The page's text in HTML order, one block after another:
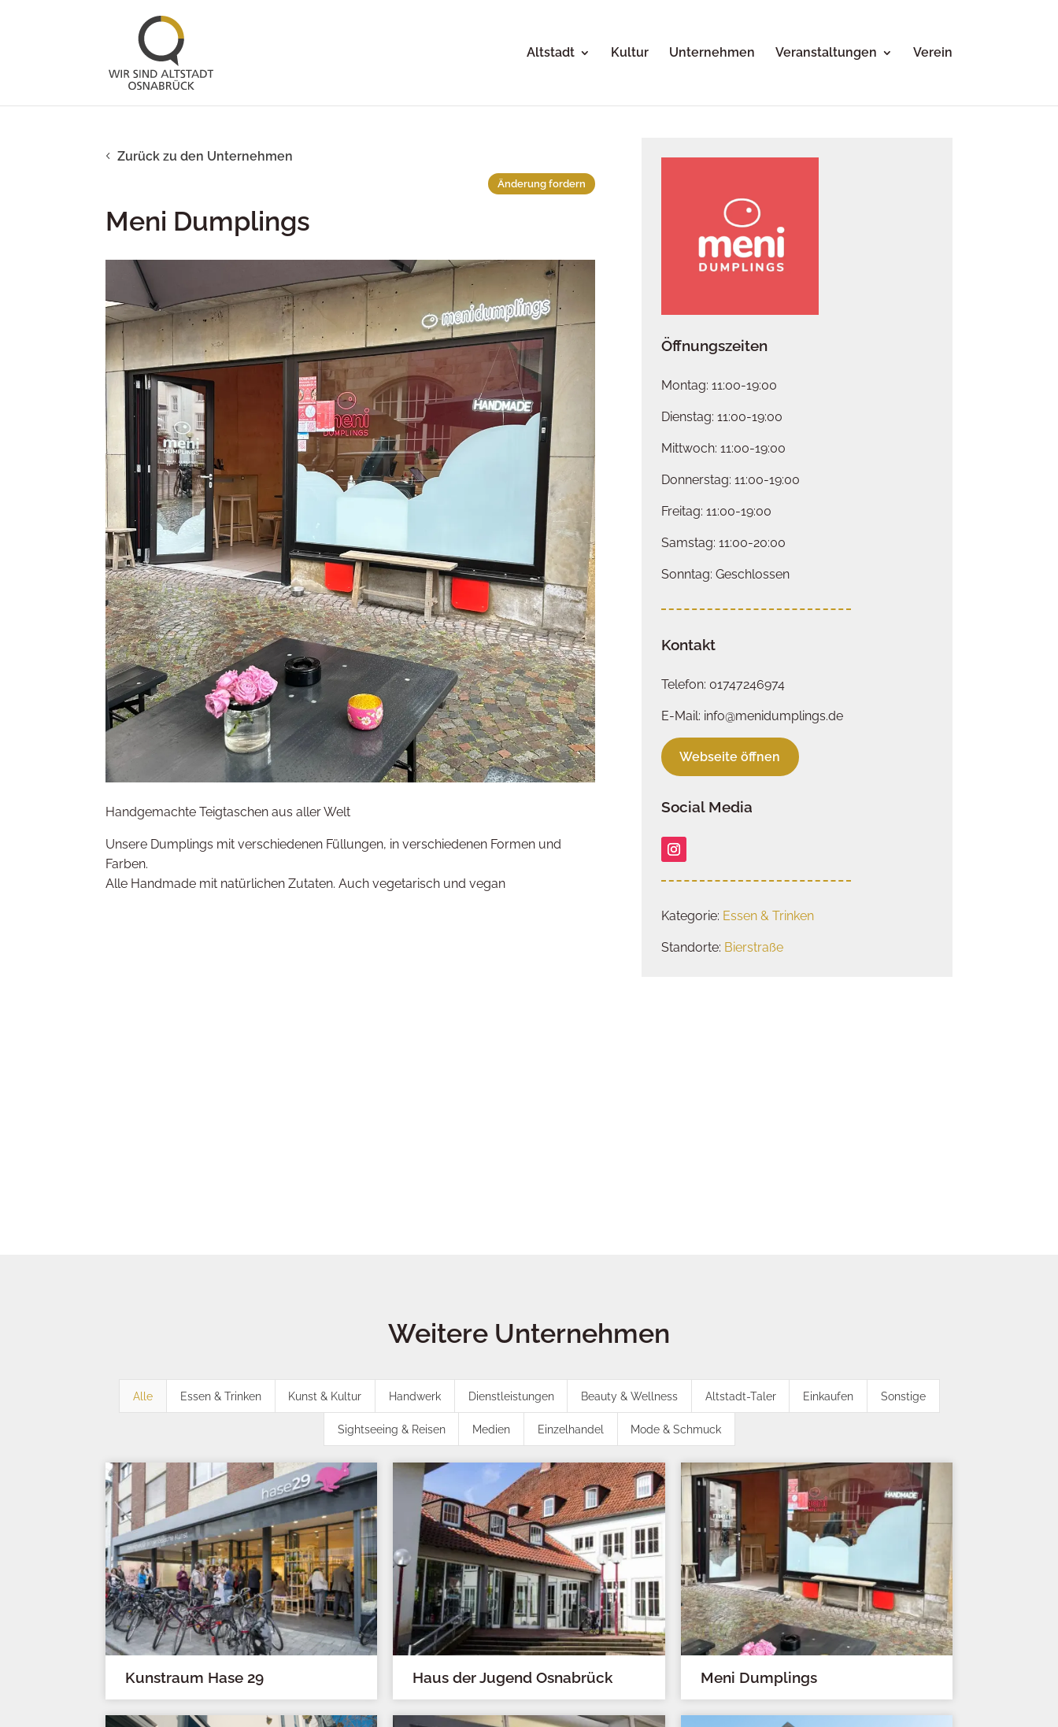
Altstadt Kultur Unternehmen Veranstaltungen Verein
Zurück zu den Unternehmen
Änderung fordern
Meni Dumplings
Handgemachte Teigtaschen aus aller Welt
Unsere Dumplings mit verschiedenen Füllungen, in verschiedenen Formen und
Farben.
Alle Handmade mit natürlichen Zutaten. Auch vegetarisch und vegan
Öffnungszeiten
Montag: 11:00-19:00
Dienstag: 11:00-19:00
Mittwoch: 11:00-19:00
Donnerstag: 11:00-19:00
Freitag: 11:00-19:00
Samstag: 11:00-20:00
Sonntag: Geschlossen
Kontakt
Telefon: 01747246974
E-Mail: info@menidumplings.de
Webseite öffnen
Social Media
Kategorie: Essen & Trinken
Standorte: Bierstraße
Weitere Unternehmen
Alle Essen & Trinken Kunst & Kultur Handwerk Dienstleistungen Beauty & Wellness Altstadt-Taler Einkaufen Sonstige
Sightseeing & Reisen Medien Einzelhandel Mode & Schmuck
Kunstraum Hase 29 Haus der Jugend Osnabrück Meni Dumplings